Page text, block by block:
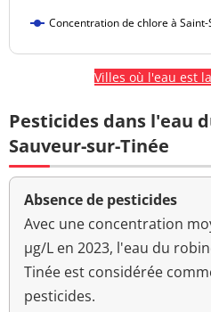
Concentration de chlore à
Villes où l'eau est
Pesticides dans l'eau
Sauveur-sur-Tinée
Absence de pesticides
Avec une concentration
µg/L en 2023, l'eau du
Tinée est considérée
pesticides.